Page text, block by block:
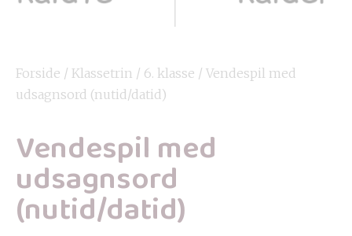
Forside / Klassetrin / 6. klasse / Vendespil med
udsagnsord (nutid/datid)
Vendespil med
udsagnsord
(nutid/datid)